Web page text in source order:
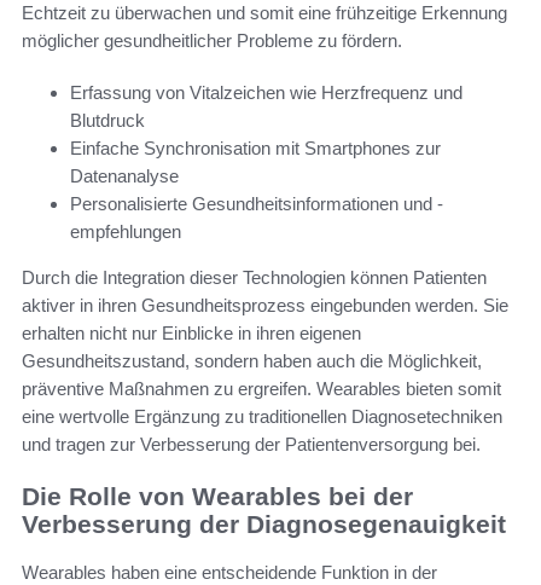
Echtzeit zu überwachen und somit eine frühzeitige Erkennung
möglicher gesundheitlicher Probleme zu fördern.
Erfassung von Vitalzeichen wie Herzfrequenz und
Blutdruck
Einfache Synchronisation mit Smartphones zur
Datenanalyse
Personalisierte Gesundheitsinformationen und -
empfehlungen
Durch die Integration dieser Technologien können Patienten
aktiver in ihren Gesundheitsprozess eingebunden werden. Sie
erhalten nicht nur Einblicke in ihren eigenen
Gesundheitszustand, sondern haben auch die Möglichkeit,
präventive Maßnahmen zu ergreifen. Wearables bieten somit
eine wertvolle Ergänzung zu traditionellen Diagnosetechniken
und tragen zur Verbesserung der Patientenversorgung bei.
Die Rolle von Wearables bei der
Verbesserung der Diagnosegenauigkeit
Wearables haben eine entscheidende Funktion in der